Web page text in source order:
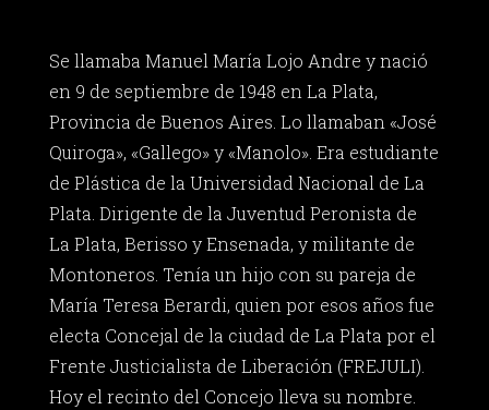
Se llamaba Manuel María Lojo Andre y nació
en 9 de septiembre de 1948 en La Plata,
Provincia de Buenos Aires. Lo llamaban «José
Quiroga», «Gallego» y «Manolo». Era estudiante
de Plástica de la Universidad Nacional de La
Plata. Dirigente de la Juventud Peronista de
La Plata, Berisso y Ensenada, y militante de
Montoneros. Tenía un hijo con su pareja de
María Teresa Berardi, quien por esos años fue
electa Concejal de la ciudad de La Plata por el
Frente Justicialista de Liberación (FREJULI).
Hoy el recinto del Concejo lleva su nombre.